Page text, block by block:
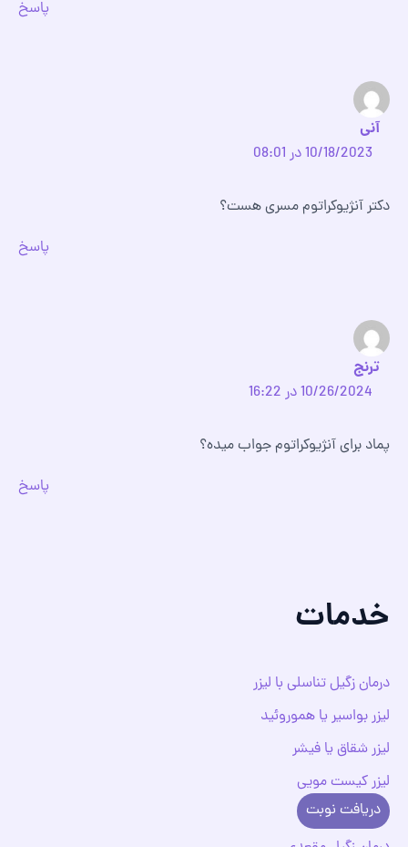
پاسخ
آنی
10/18/2023 در 08:01
دکتر آنژیوکراتوم مسری هست؟
پاسخ
ترنج
10/26/2024 در 16:22
پماد برای آنژیوکراتوم جواب میده؟
پاسخ
خدمات
درمان زگیل تناسلی با لیزر
لیزر بواسیر یا هموروئید
لیزر شقاق یا فیشر
لیزر کیست مویی
لیزر فیستول
دریافت نوبت